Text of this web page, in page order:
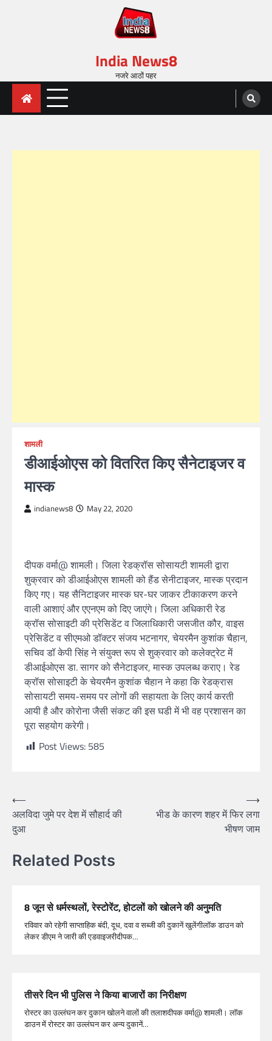
India News8
नजरे आठों पहर
शामली
डीआईओएस को वितरित किए सैनेटाइजर व
मास्क
indianews8 May 22, 2020
दीपक वर्मा@ शामली। जिला रेडक्रॉस सोसायटी शामली द्वारा
शुक्रवार को डीआईओएस शामली को हैंड सेनीटाइजर, मास्क प्रदान
किए गए। यह सैनिटाइजर मास्क घर-घर जाकर टीकाकरण करने
वाली आशाएं और एएनएम को दिए जाएंगे। जिला अधिकारी रेड
क्रॉस सोसाइटी की प्रेसिडेंट व जिलाधिकारी जसजीत कौर, वाइस
प्रेसिडेंट व सीएमओ डॉक्टर संजय भटनागर, चेयरमैन कुशांक चैहान,
सचिव डॉ केपी सिंह ने संयुक्त रूप से शुक्रवार को कलेक्ट्रेट में
डीआईओएस डा. सागर को सैनेटाइजर, मास्क उपलब्ध कराए। रेड
क्रॉस सोसाइटी के चेयरमैन कुशांक चैहान ने कहा कि रेडक्रास
सोसायटी समय-समय पर लोगों की सहायता के लिए कार्य करती
आयी है और कोरोना जैसी संकट की इस घडी में भी वह प्रशासन का
पूरा सहयोग करेगी।
Post Views: 585
⟵
अलविदा जुमे पर देश में सौहार्द की
दुआ
भीड के कारण शहर में फिर लगा
भीषण जाम
⟶
Related Posts
8 जून से धर्मस्थलों, रेस्टोरेंट, होटलों को खोलने की अनुमति
रविवार को रहेगी साप्ताहिक बंदी, दूध, दवा व सब्जी की दुकानें खुलेंगीलाॅक डाउन को
लेकर डीएम ने जारी की एडवाइजरीदीपक…
तीसरे दिन भी पुलिस ने किया बाजारों का निरीक्षण
रोस्टर का उल्लंघन कर दुकान खोलने वालों की तलाशदीपक वर्मा@ शामली। लाॅक
डाउन में रोस्टर का उल्लंघन कर अन्य दुकानें…